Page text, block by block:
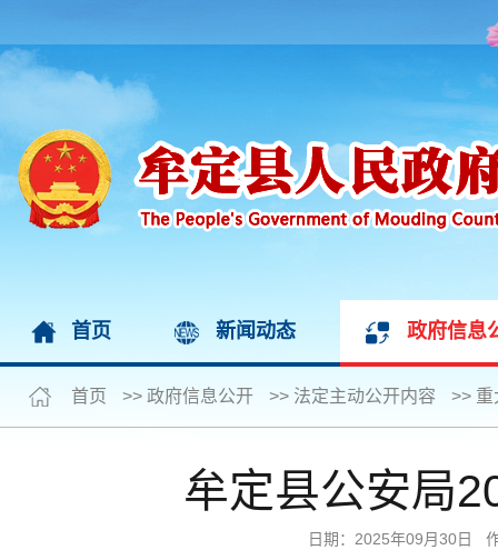
首页 新闻动态 政府信息
首页 >> 政府信息公开 >> 法定主动公开内容 >> 重
牟定县公安局
日期：2025年09月30日